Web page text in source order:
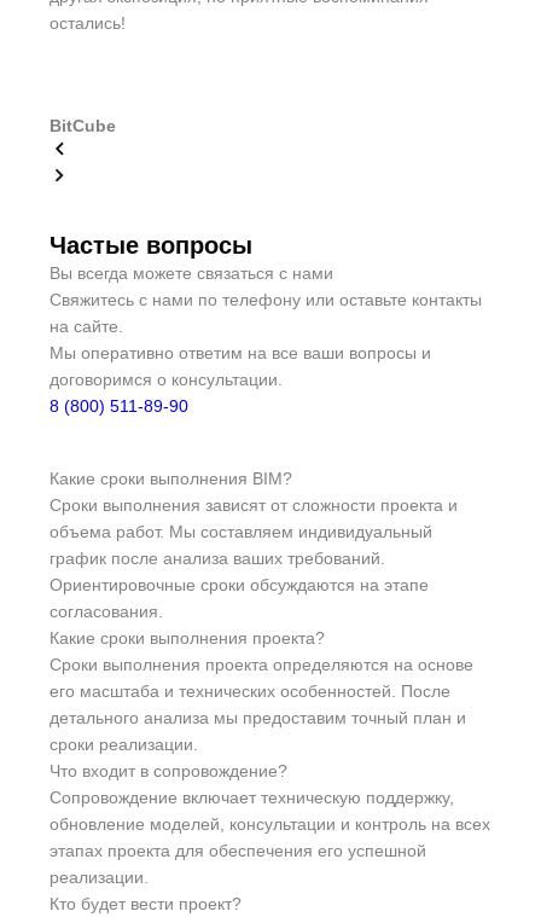
остались!
BitCube
Частые вопросы
Вы всегда можете связаться с нами
Свяжитесь с нами по телефону или оставьте контакты
на сайте.
Мы оперативно ответим на все ваши вопросы и
договоримся о консультации.
8 (800) 511-89-90
Какие сроки выполнения BIM?
Сроки выполнения зависят от сложности проекта и
объема работ. Мы составляем индивидуальный
график после анализа ваших требований.
Ориентировочные сроки обсуждаются на этапе
согласования.
Какие сроки выполнения проекта?
Сроки выполнения проекта определяются на основе
его масштаба и технических особенностей. После
детального анализа мы предоставим точный план и
сроки реализации.
Что входит в сопровождение?
Сопровождение включает техническую поддержку,
обновление моделей, консультации и контроль на всех
этапах проекта для обеспечения его успешной
реализации.
Кто будет вести проект?